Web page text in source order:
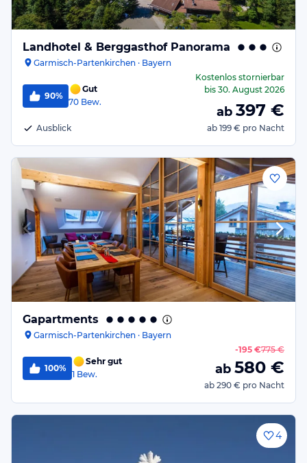
Landhotel & Berggasthof Panorama
Garmisch-Partenkirchen · Bayern
90%
Gut
70 Bew.
Ausblick
Kostenlos stornierbar
bis 30. August 2026
ab 397 €
ab 199 € pro Nacht
Gapartments
Garmisch-Partenkirchen · Bayern
100%
Sehr gut
1 Bew.
-195 €775 €
ab 580 €
ab 290 € pro Nacht
4